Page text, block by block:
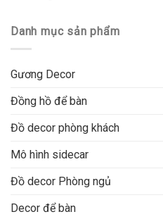
Danh mục sản phẩm
Gương Decor
Đồng hồ để bàn
Đồ decor phòng khách
Mô hình sidecar
Đồ decor Phòng ngủ
Decor để bàn